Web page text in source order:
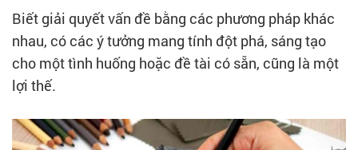
Biết giải quyết vấn đề bằng các phương pháp khác
nhau, có các ý tưởng mang tính đột phá, sáng tạo
cho một tình huống hoặc đề tài có sẵn, cũng là một
lợi thế.